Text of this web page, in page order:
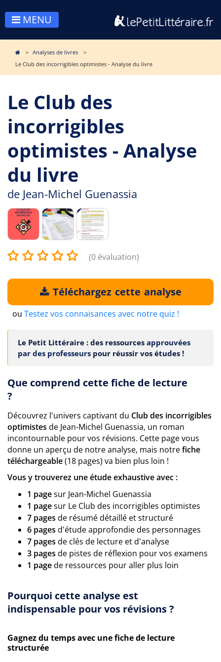
MENU
Analyses de livres
Le Club des incorrigibles optimistes - Analyse du livre
Le Club des
incorrigibles
optimistes - Analyse
du livre
de Jean-Michel Guenassia
(0 évaluation)
Téléchargez cette analyse
ou Testez vos connaisances avec notre quiz !
Le Petit Littéraire : des ressources approuvées
par des professeurs pour réussir vos études !
Que comprend cette fiche de lecture
?
Découvrez l'univers captivant du Club des incorrigibles
optimistes de Jean-Michel Guenassia, un roman
incontournable pour vos révisions. Cette page vous
donne un aperçu de notre analyse, mais notrefiche
téléchargeable(18 pages) va bien plus loin !
Vous y trouverez une étude exhaustive avec :
1 pagesur Jean-Michel Guenassia
1 pagesur Le Club des incorrigibles optimistes
7 pages de résumé détaillé et structuré
6 pages d'étude approfondie des personnages
7 pages de clés de lecture et d'analyse
3 pages de pistes de réflexion pour vos examens
1 pagede ressources pour aller plus loin
Pourquoi cette analyse est
indispensable pour vos révisions ?
Gagnez du temps avec une fiche de lecture
structurée